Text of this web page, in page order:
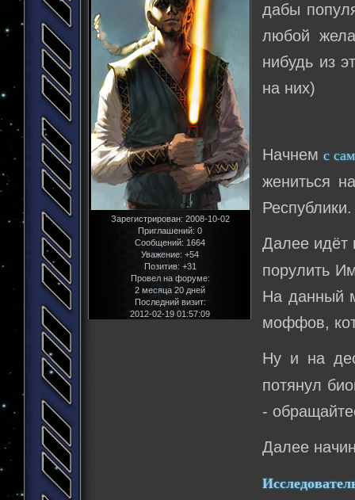
Зарегистрирован: 2008-10-02
Приглашений: 0
Сообщений: 1664
Уважение: +54
Позитив: +31
Провел на форуме:
2 месяца 20 дней
Последний визит:
2012-02-19 01:57:09
дабы
любой
нибудь из
на них)
Начнемс
жениться
Далее идёт
порулить
На данный
моффов,
Ну и на
потянул
-
Далее